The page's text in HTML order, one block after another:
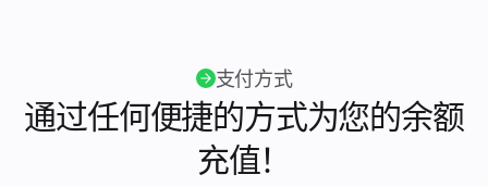
支付方式
通过任何便捷的方式为您的余额
充值！